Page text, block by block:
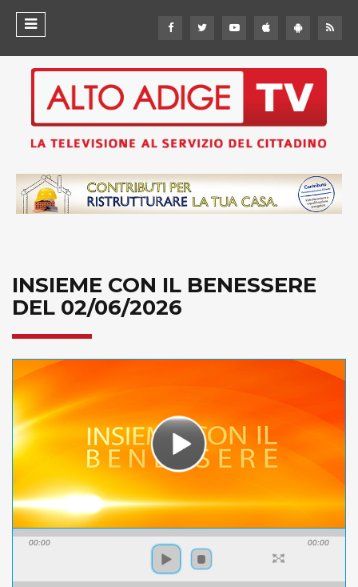
INSIEME CON IL BENESSERE
DEL 02/06/2026
00:00 00:00